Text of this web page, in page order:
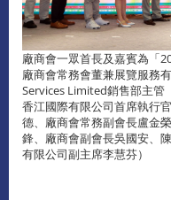
廠商會一眾首長及嘉賓為「
廠商會常務會董兼展覽服務
Services Limited銷售部主管
香江國際有限公司首席執行
德、廠商會常務副會長盧金
鋒、廠商會副會長吳國安、
有限公司副主席李慧芬）